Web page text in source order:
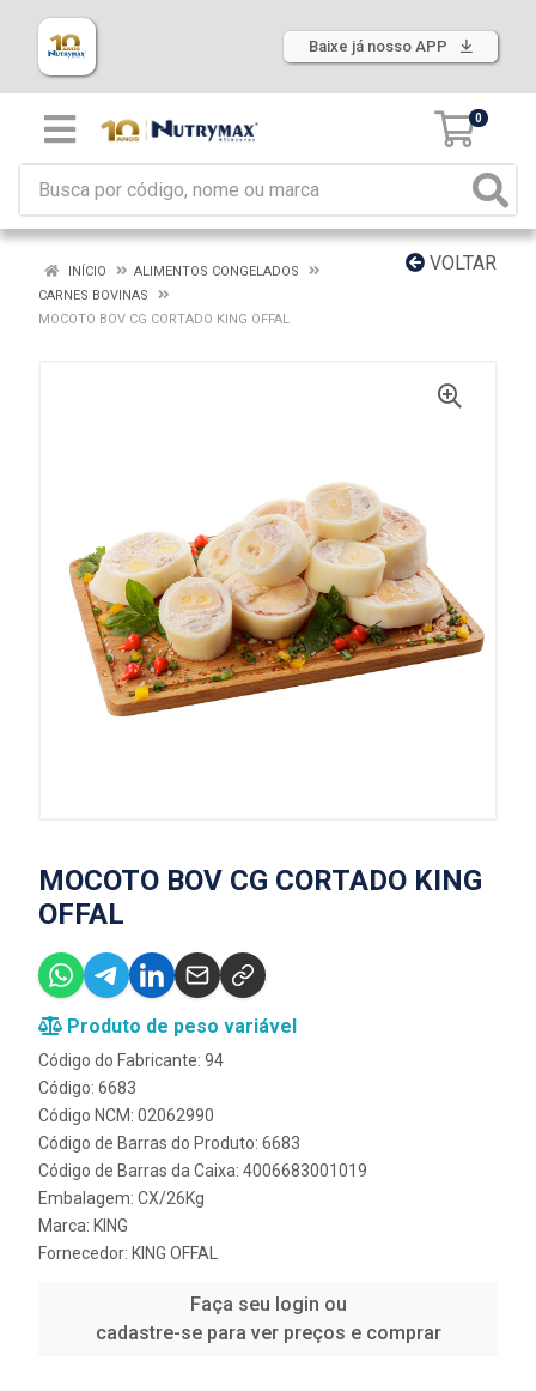
Baixe já nosso APP
0
VOLTAR
INÍCIO
ALIMENTOS CONGELADOS
CARNES BOVINAS
MOCOTO BOV CG CORTADO KING OFFAL
MOCOTO BOV CG CORTADO KING
OFFAL
Produto de peso variável
Código do Fabricante: 94
Código: 6683
Código NCM: 02062990
Código de Barras do Produto: 6683
Código de Barras da Caixa: 4006683001019
Embalagem: CX/26Kg
Marca: KING
Fornecedor: KING OFFAL
Faça seu login ou
cadastre-se para ver preços e comprar